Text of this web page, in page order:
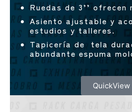
Ruedas de 3’’ ofrecen
Asiento ajustable y
estudios y talleres.
Tapicería de tela
abundante espuma
QuickView